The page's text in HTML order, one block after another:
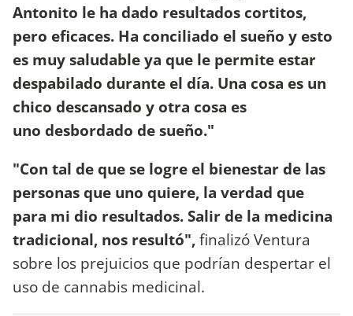
Antonito le ha dado resultados cortitos,
pero eficaces. Ha conciliado el sueño y esto
es muy saludable ya que le permite estar
despabilado durante el día. Una cosa es un
chico descansado y otra cosa es
uno desbordado de sueño."
"Con tal de que se logre el bienestar de las
personas que uno quiere, la verdad que
para mi dio resultados. Salir de la medicina
tradicional, nos resultó",finalizó Ventura
sobre los prejuicios que podrían despertar el
uso de cannabis medicinal.